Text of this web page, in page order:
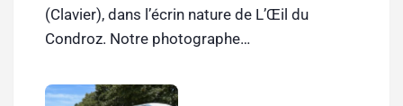
(Clavier), dans l’écrin nature de L’Œil du
Condroz. Notre photographe…